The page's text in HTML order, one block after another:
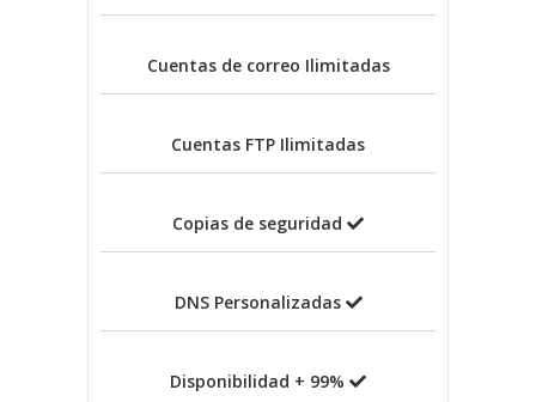
Cuentas de correo Ilimitadas
Cuentas FTP Ilimitadas
Copias de seguridad
DNS Personalizadas
Disponibilidad + 99%